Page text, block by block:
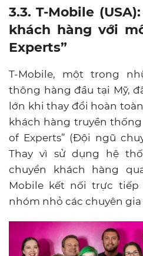
3.3. T-Mobile
khách hàng với
Experts”
T-Mobile, một trong
thông hàng đầu tại Mỹ,
lớn khi thay đổi hoàn
khách hàng truyền
of Experts” (Đội ngũ
Thay vì sử dụng hệ
chuyển khách hàng
Mobile kết nối trực
nhóm nhỏ các chuyên